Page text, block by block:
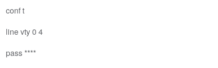
conf t
line vty 0 4
pass ****